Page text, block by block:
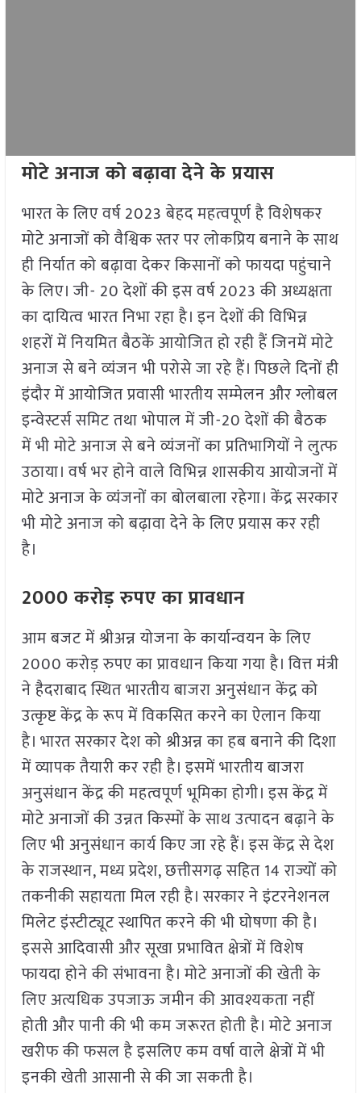
मोटे अनाज को बढ़ावा देने के प्रयास
भारत के लिए वर्ष 2023 बेहद महत्वपूर्ण है विशेषकर
मोटे अनाजों को वैश्विक स्तर पर लोकप्रिय बनाने के साथ
ही निर्यात को बढ़ावा देकर किसानों को फायदा पहुंचाने
के लिए। जी- 20 देशों की इस वर्ष 2023 की अध्यक्षता
का दायित्व भारत निभा रहा है। इन देशों की विभिन्न
शहरों में नियमित बैठकें आयोजित हो रही हैं जिनमें मोटे
अनाज से बने व्यंजन भी परोसे जा रहे हैं। पिछले दिनों ही
इंदौर में आयोजित प्रवासी भारतीय सम्मेलन और ग्लोबल
इन्वेस्टर्स समिट तथा भोपाल में जी-20 देशों की बैठक
में भी मोटे अनाज से बने व्यंजनों का प्रतिभागियों ने लुत्फ
उठाया। वर्ष भर होने वाले विभिन्न शासकीय आयोजनों में
मोटे अनाज के व्यंजनों का बोलबाला रहेगा। केंद्र सरकार
भी मोटे अनाज को बढ़ावा देने के लिए प्रयास कर रही
है।
2000 करोड़ रुपए का प्रावधान
आम बजट में श्रीअन्न योजना के कार्यान्वयन के लिए
2000 करोड़ रुपए का प्रावधान किया गया है। वित्त मंत्री
ने हैदराबाद स्थित भारतीय बाजरा अनुसंधान केंद्र को
उत्कृष्ट केंद्र के रूप में विकसित करने का ऐलान किया
है। भारत सरकार देश को श्रीअन्न का हब बनाने की दिशा
में व्यापक तैयारी कर रही है। इसमें भारतीय बाजरा
अनुसंधान केंद्र की महत्वपूर्ण भूमिका होगी। इस केंद्र में
मोटे अनाजों की उन्नत किस्मों के साथ उत्पादन बढ़ाने के
लिए भी अनुसंधान कार्य किए जा रहे हैं। इस केंद्र से देश
के राजस्थान, मध्य प्रदेश, छत्तीसगढ़ सहित 14 राज्यों को
तकनीकी सहायता मिल रही है। सरकार ने इंटरनेशनल
मिलेट इंस्टीट्यूट स्थापित करने की भी घोषणा की है।
इससे आदिवासी और सूखा प्रभावित क्षेत्रों में विशेष
फायदा होने की संभावना है। मोटे अनाजों की खेती के
लिए अत्यधिक उपजाऊ जमीन की आवश्यकता नहीं
होती और पानी की भी कम जरूरत होती है। मोटे अनाज
खरीफ की फसल है इसलिए कम वर्षा वाले क्षेत्रों में भी
इनकी खेती आसानी से की जा सकती है।